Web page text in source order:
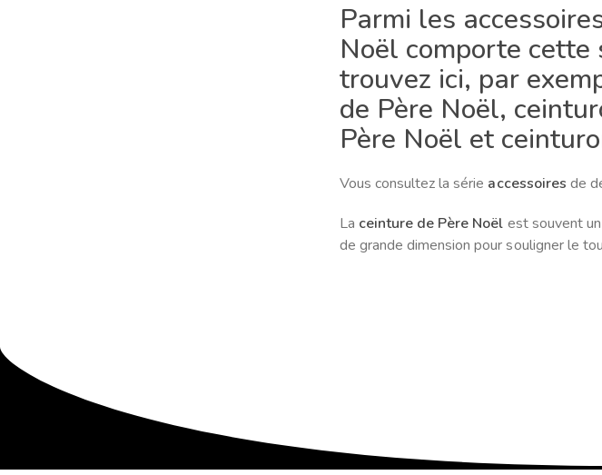
Parmi les
Noël comporte cette
trouvez ici, par
de Père Noël,
Père Noël et
Vous consultez la série accessoires de
La ceinture de Père Noël est souvent
de grande dimension pour souligner le